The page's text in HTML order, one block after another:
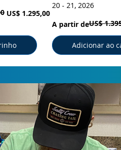
US$ 1.295,00
20 - 21, 2026
A partir de
Preço normal
US$
Preço promocional
Adicionar ao